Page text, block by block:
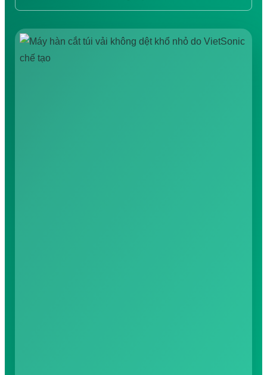
ไทย
Tìm